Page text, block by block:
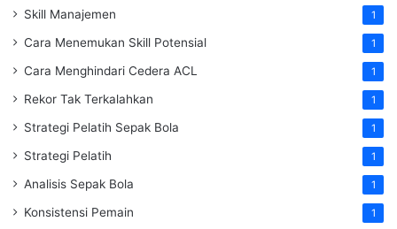
Skill Manajemen 1
Cara Menemukan Skill Potensial 1
Cara Menghindari Cedera ACL 1
Rekor Tak Terkalahkan 1
Strategi Pelatih Sepak Bola 1
Strategi Pelatih 1
Analisis Sepak Bola 1
Konsistensi Pemain 1